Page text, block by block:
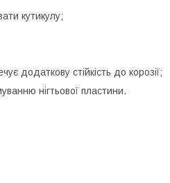
кутикулу;
додаткову стійкість до корозії;
нігтьової пластини.